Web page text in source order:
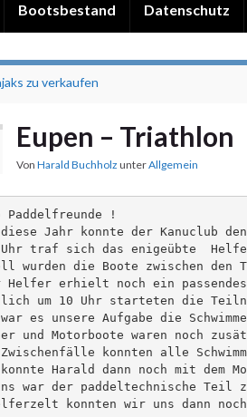
Bootsbestand Datenschutz
zu verkaufen
Eupen – Triathlon
Von Harald Buchholz unterAllgemein
Paddelfreunde !
diese Jahr konnte der Kanuclub
Uhr traf sich das enigeübte
wurden die Boote zwischen den
Helfer erhielt noch ein
um 10 Uhr starteten die
es unsere Aufgabe die
und Motorboote waren noch
Zwischenfälle konnten alle
Harald dann noch mit dem
war der paddeltechnische Teil
konnten wir uns dann